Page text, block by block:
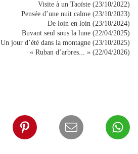
Visite à un Taoïste (23/10/2022)
Pensée d’une nuit calme (23/10/2023)
De loin en loin (23/10/2024)
Buvant seul sous la lune (22/04/2025)
Un jour d’été dans la montagne (23/10/2025)
« Ruban d’arbres... » (22/04/2026)